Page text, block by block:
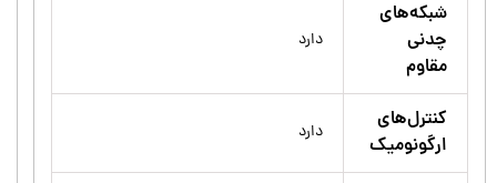
شبکه‌های
چدنی
مقاوم
دارد
کنترل‌های
ارگونومیک
دارد